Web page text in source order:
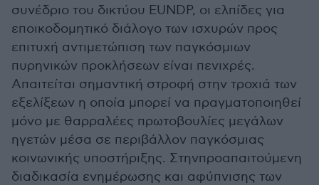
συνέδριο του δικτύου EUNDP, οι ελπίδες για
εποικοδομητικό διάλογο των ισχυρών προς
επιτυχή αντιμετώπιση των παγκόσμιων
πυρηνικών προκλήσεων είναι πενιχρές.
Απαιτείται σημαντική στροφή στην τροχιά των
εξελίξεων η οποία μπορεί να πραγματοποιηθεί
μόνο με θαρραλέες πρωτοβουλίες μεγάλων
ηγετών μέσα σε περιβάλλον παγκόσμιας
κοινωνικής υποστήριξης. Στηνπροαπαιτούμενη
διαδικασία ενημέρωσης και αφύπνισης των